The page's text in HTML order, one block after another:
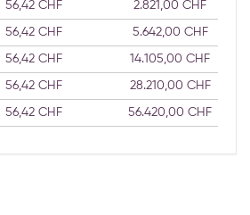
56,42 CHF 2.821,00 CHF
56,42 CHF 5.642,00 CHF
56,42 CHF 14.105,00 CHF
56,42 CHF 28.210,00 CHF
56,42 CHF 56.420,00 CHF